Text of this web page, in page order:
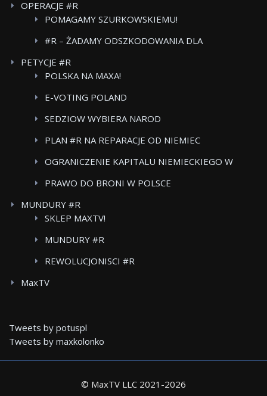
OPERACJE #R
POMAGAMY SZURKOWSKIEMU!
#R – ŻADAMY ODSZKODOWANIA DLA
CARE
PETYCJE #R
POLSKA NA MAXA!
E-VOTING POLAND
SEDZIOW WYBIERA NAROD
PLAN #R NA REPARACJE OD NIEMIEC
OGRANICZENIE KAPITALU NIEMIECKIEGO W
PRAWO DO BRONI W POLSCE
MUNDURY #R
SKLEP MAXTV!
MUNDURY #R
REWOLUCJONISCI #R
MaxTV
Tweets by potuspl
Tweets by maxkolonko
© MaxTV LLC 2021-2026